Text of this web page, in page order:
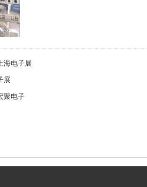
海电子展
展
聚电子